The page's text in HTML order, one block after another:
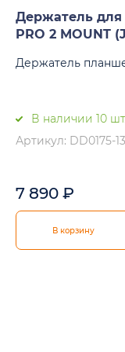
Держатель для
PRO 2 MOUNT
Держатель
В наличии 10 шт.
Артикул: DD0175-
7 890 ₽
В корзину